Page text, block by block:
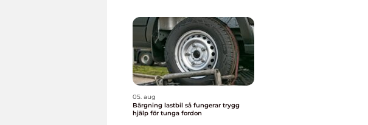
05. aug
Bärgning lastbil så fungerar trygg
hjälp för tunga fordon